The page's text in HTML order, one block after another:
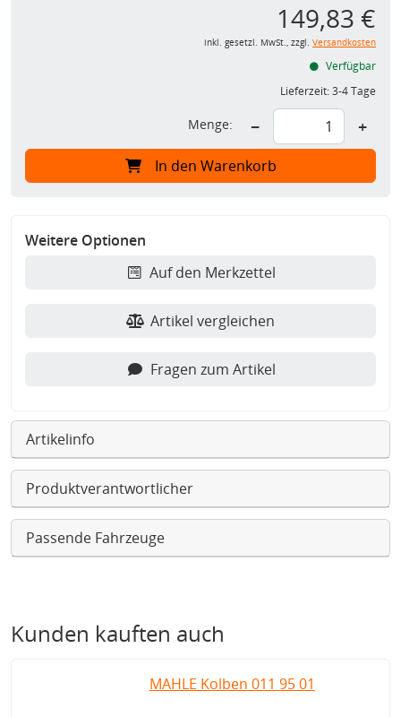
149,83 €
inkl. gesetzl. MwSt., zzgl. Versandkosten
Verfügbar
Lieferzeit:3-4 Tage
Menge: − +
In den Warenkorb
Weitere Optionen
Auf den Merkzettel
Artikel vergleichen
Fragen zum Artikel
Artikelinfo
Produktverantwortlicher
Passende Fahrzeuge
Kunden kauften auch
MAHLE Kolben 011 95 01